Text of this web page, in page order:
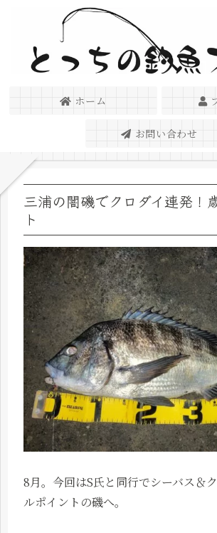
ホーム
お問い合わせ
三浦の闇磯でクロダイ連発！
ト
8月。今回はS氏と同行でシーバス＆
ルポイントの磯へ。